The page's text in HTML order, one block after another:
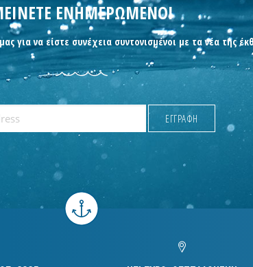
ΕΝΗΜΕΡΩΜΕΝΟΙ
για να είστε συνέχεια συντονισμένοι με τα νέα της